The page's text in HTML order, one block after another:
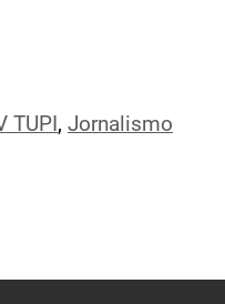
TUPI , Jornalismo